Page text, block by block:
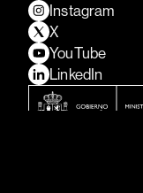
Instagram
X
YouTube
LinkedIn